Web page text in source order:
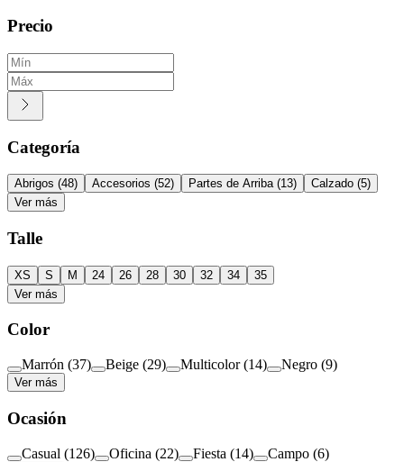
Precio
Categoría
Abrigos (48) Accesorios (52) Partes de Arriba (13) Calzado (5)
Ver más
Talle
XS S M 24 26 28 30 32 34
35
Ver más
Color
Marrón (37) Beige (29) Multicolor (14) Negro (9)
Ver más
Ocasión
Casual (126) Oficina (22) Fiesta (14) Campo (6)